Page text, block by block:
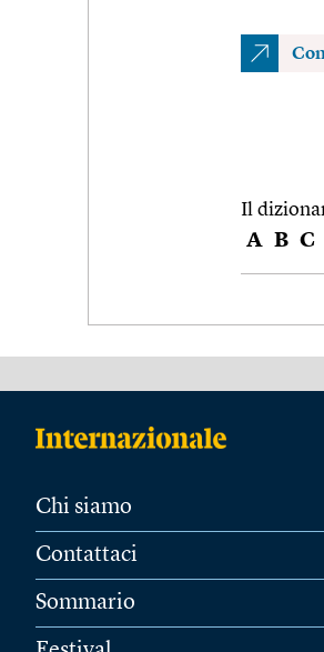
Il
A B C
Chi siamo
Contattaci
Sommario